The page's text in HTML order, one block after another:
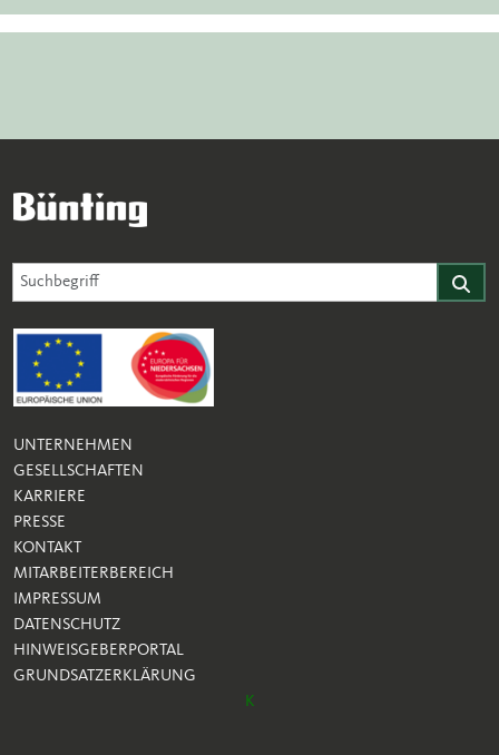
Suche für Website
Suchfeld Finden
UNTERNEHMEN
GESELLSCHAFTEN
KARRIERE
PRESSE
KONTAKT
MITARBEITERBEREICH
IMPRESSUM
DATENSCHUTZ
HINWEISGEBERPORTAL
GRUNDSATZERKLÄRUNG
K